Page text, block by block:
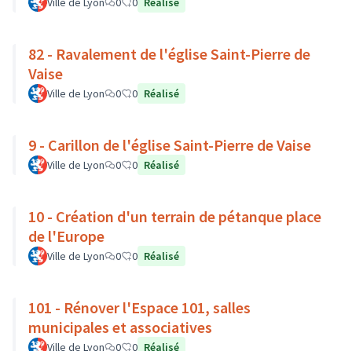
82 - Ravalement de l'église Saint-Pierre de
Vaise
Ville de Lyon 0 0 Réalisé
9 - Carillon de l'église Saint-Pierre de Vaise
Ville de Lyon 0 0 Réalisé
10 - Création d'un terrain de pétanque place
de l'Europe
Ville de Lyon 0 0 Réalisé
101 - Rénover l'Espace 101, salles
municipales et associatives
Ville de Lyon 0 0 Réalisé